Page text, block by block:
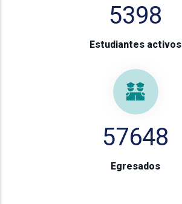
5398
Estudiantes activos
57648
Egresados